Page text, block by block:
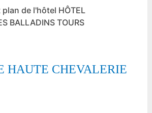
de l'hôtel HÔTEL
BALLADINS TOURS
HAUTE CHEVALERIE